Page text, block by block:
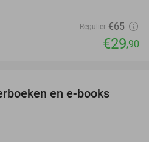
Regulier €65
€29,90
en e-books